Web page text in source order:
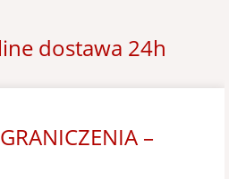
dostawa 24h
–